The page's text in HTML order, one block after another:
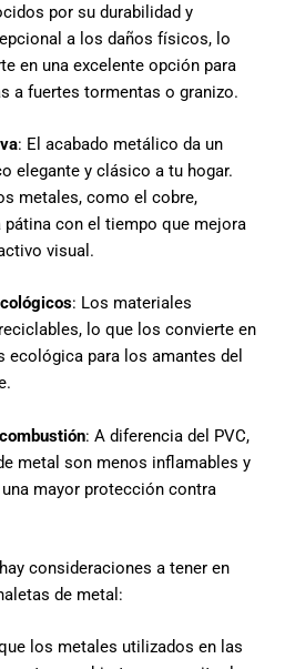
por su durabilidad y
a los daños físicos, lo
en una excelente opción para
a fuertes tormentas o granizo.
: El acabado metálico da un
elegante y clásico a tu hogar.
metales, como el cobre,
pátina con el tiempo que mejora
visual.
: Los materiales
lo que los convierte en
ecológica para los amantes del
: A diferencia del PVC,
metal son menos inflamables y
mayor protección contra
consideraciones a tener en
de metal:
los metales utilizados en las